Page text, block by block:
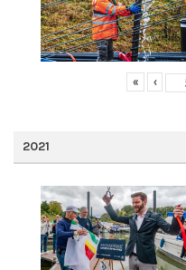
« ‹
2021